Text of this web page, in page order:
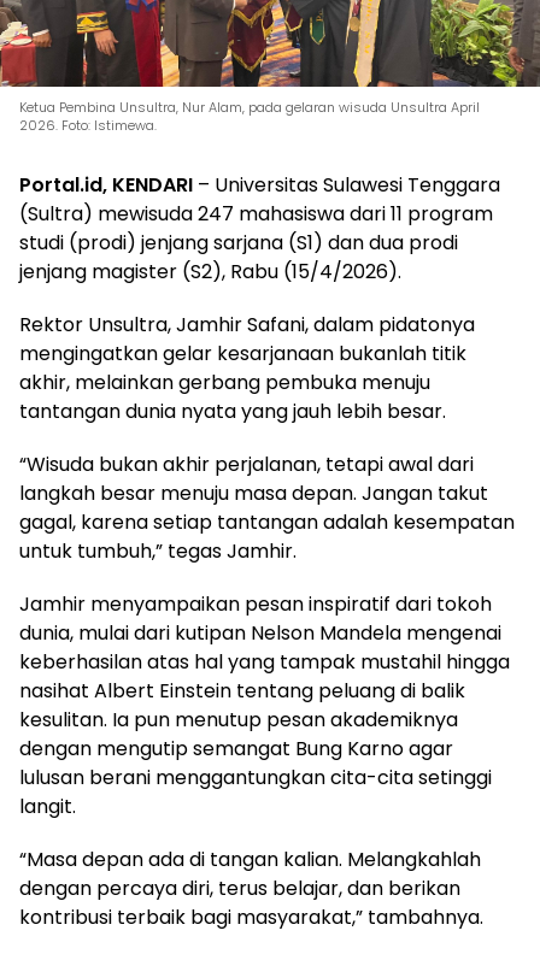
Ketua Pembina Unsultra, Nur Alam, pada gelaran wisuda Unsultra April
2026. Foto: Istimewa.
Portal.id, KENDARI – Universitas Sulawesi Tenggara
(Sultra) mewisuda 247 mahasiswa dari 11 program
studi (prodi) jenjang sarjana (S1) dan dua prodi
jenjang magister (S2), Rabu (15/4/2026).
Rektor Unsultra, Jamhir Safani, dalam pidatonya
mengingatkan gelar kesarjanaan bukanlah titik
akhir, melainkan gerbang pembuka menuju
tantangan dunia nyata yang jauh lebih besar.
“Wisuda bukan akhir perjalanan, tetapi awal dari
langkah besar menuju masa depan. Jangan takut
gagal, karena setiap tantangan adalah kesempatan
untuk tumbuh,” tegas Jamhir.
Jamhir menyampaikan pesan inspiratif dari tokoh
dunia, mulai dari kutipan Nelson Mandela mengenai
keberhasilan atas hal yang tampak mustahil hingga
nasihat Albert Einstein tentang peluang di balik
kesulitan. Ia pun menutup pesan akademiknya
dengan mengutip semangat Bung Karno agar
lulusan berani menggantungkan cita-cita setinggi
langit.
“Masa depan ada di tangan kalian. Melangkahlah
dengan percaya diri, terus belajar, dan berikan
kontribusi terbaik bagi masyarakat,” tambahnya.